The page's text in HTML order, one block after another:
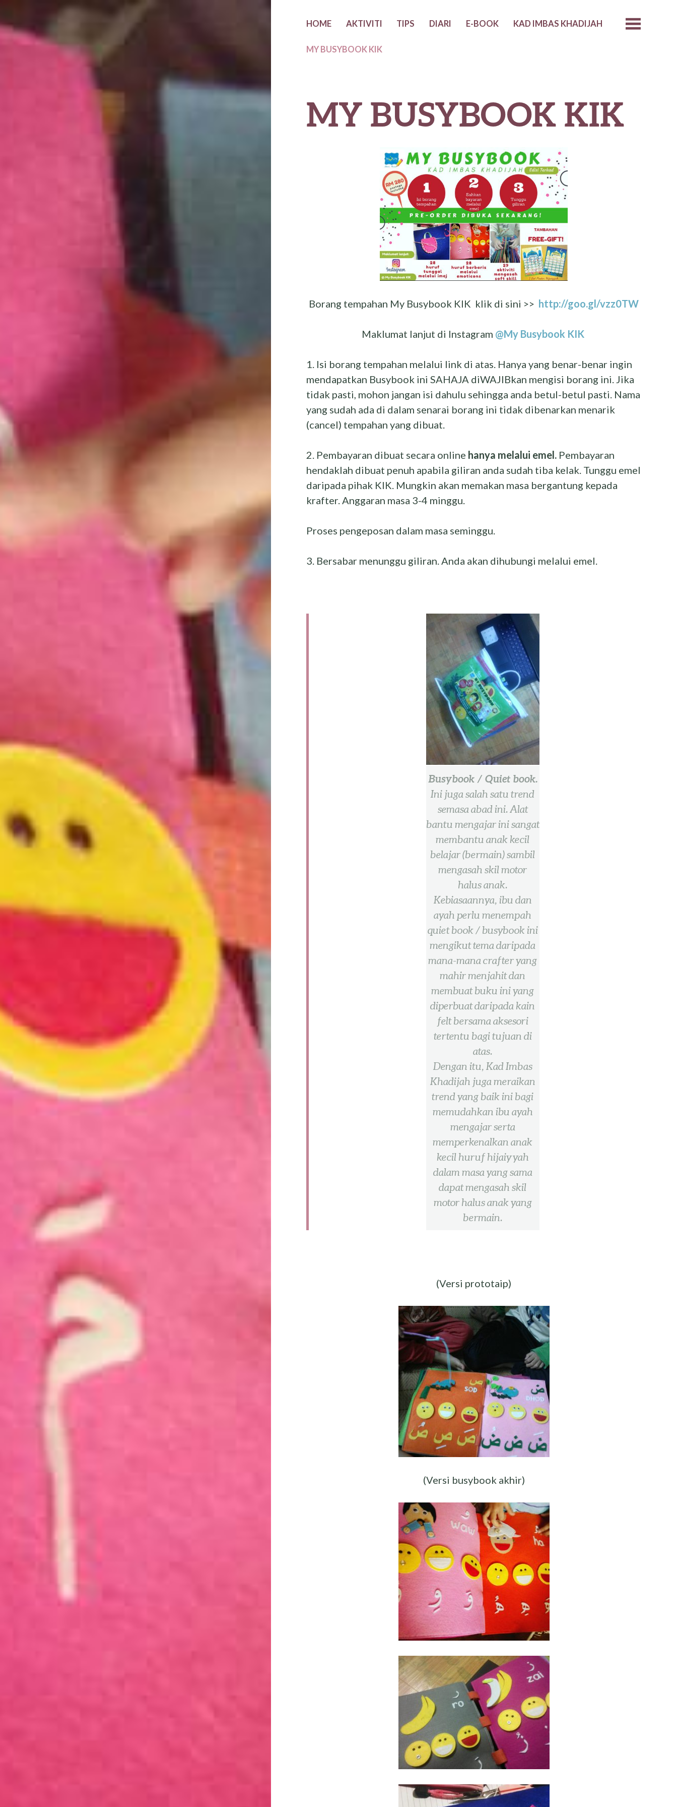
Skip
content
HOME AKTIVITI TIPS DIARI E-BOOK KAD IMBAS KHADIJAH
MY BUSYBOOK KIK
MY BUSYBOOK KIK
Borang tempahan My Busybook KIK klik di sini >> http://goo.gl/vzz0TW
Maklumat lanjut di Instagram @My Busybook KIK
1. Isi borang tempahan melalui link di atas. Hanya yang benar-benar ingin
mendapatkan Busybook ini SAHAJA diWAJIBkan mengisi borang ini. Jika
tidak pasti, mohon jangan isi dahulu sehingga anda betul-betul pasti. Nama
yang sudah ada di dalam senarai borang ini tidak dibenarkan menarik
(cancel) tempahan yang dibuat.
2. Pembayaran dibuat secara online hanya melalui emel.Pembayaran
hendaklah dibuat penuh apabila giliran anda sudah tiba kelak. Tunggu emel
daripada pihak KIK. Mungkin akan memakan masa bergantung kepada
krafter. Anggaran masa 3-4 minggu.
Proses pengeposan dalam masa seminggu.
3. Bersabar menunggu giliran. Anda akan dihubungi melalui emel.
Busybook / Quiet book.
Ini juga salah satu trend
semasa abad ini. Alat
bantu mengajar ini sangat
membantu anak kecil
belajar (bermain) sambil
mengasah skil motor
halus anak.
Kebiasaannya, ibu dan
ayah perlu menempah
quiet book / busybook ini
mengikut tema daripada
mana-mana crafter yang
mahir menjahit dan
membuat buku ini yang
diperbuat daripada kain
felt bersama aksesori
tertentu bagi tujuan di
atas.
Dengan itu, Kad Imbas
Khadijah juga meraikan
trend yang baik ini bagi
memudahkan ibu ayah
mengajar serta
memperkenalkan anak
kecil huruf hijaiyyah
dalam masa yang sama
dapat mengasah skil
motor halus anak yang
bermain.
(Versi prototaip)
(Versi busybook akhir)